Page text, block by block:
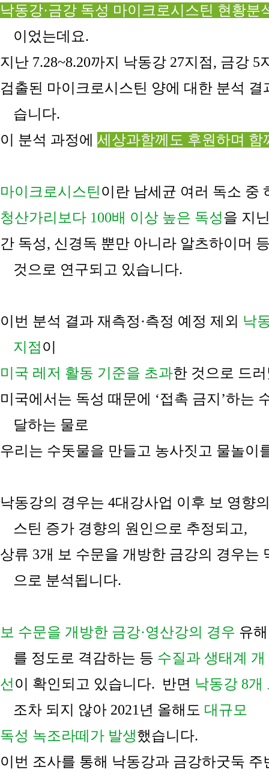
낙동강·금강 독성 마이크로시스틴 현황분
이었는데요.
지난 7.28~8.20까지 낙동강 27지점, 금강 5
검출된 마이크로시스틴 양에 대한 분석
습니다.
이 분석 과정에 세상과함께도 후원하며
마이크로시스틴이란 남세균 여러 독소 중
청산가리보다 100배 이상 높은 독성을 지
간 독성, 신경독 뿐만 아니라 알츠하이머
것으로 연구되고 있습니다.
이번 분석 결과 재측정·측정 예정 제외 낙
지점이
미국 레저 활동 기준을 초과한 것으로 드
미국에서는 독성 때문에 ‘접촉 금지 ’하는
달하는 물로
우리는 수돗물을 만들고 농사짓고 물놀이
낙동강의 경우는 4대강사업 이후 보 영향
스틴 증가 경향의 원인으로 추정되고,
상류 3개 보 수문을 개방한 금강의 경우는
으로 분석됩니다.
보 수문을 개방한 금강·영산강의 경우 유
를 정도로 격감하는 등 수질과 생태계 개
선이 확인되고 있습니다. 반면 낙동강 8개
조차 되지 않아 2021 년 올해도 대규모
독성 녹조라떼가 발생했습니다.
이번 조사를 통해 낙동강과 금강하굿둑